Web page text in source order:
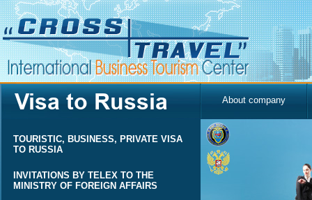
About company
TOURISTIC, BUSINESS, PRIVATE VISA
TO RUSSIA
INVITATIONS BY TELEX TO THE
MINISTRY OF FOREIGN AFFAIRS